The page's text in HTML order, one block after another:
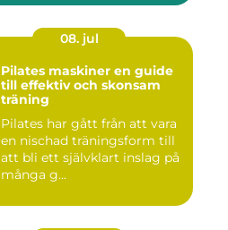
08. jul
Pilates maskiner en guide
till effektiv och skonsam
träning
Pilates har gått från att vara
en nischad träningsform till
att bli ett självklart inslag på
många g...